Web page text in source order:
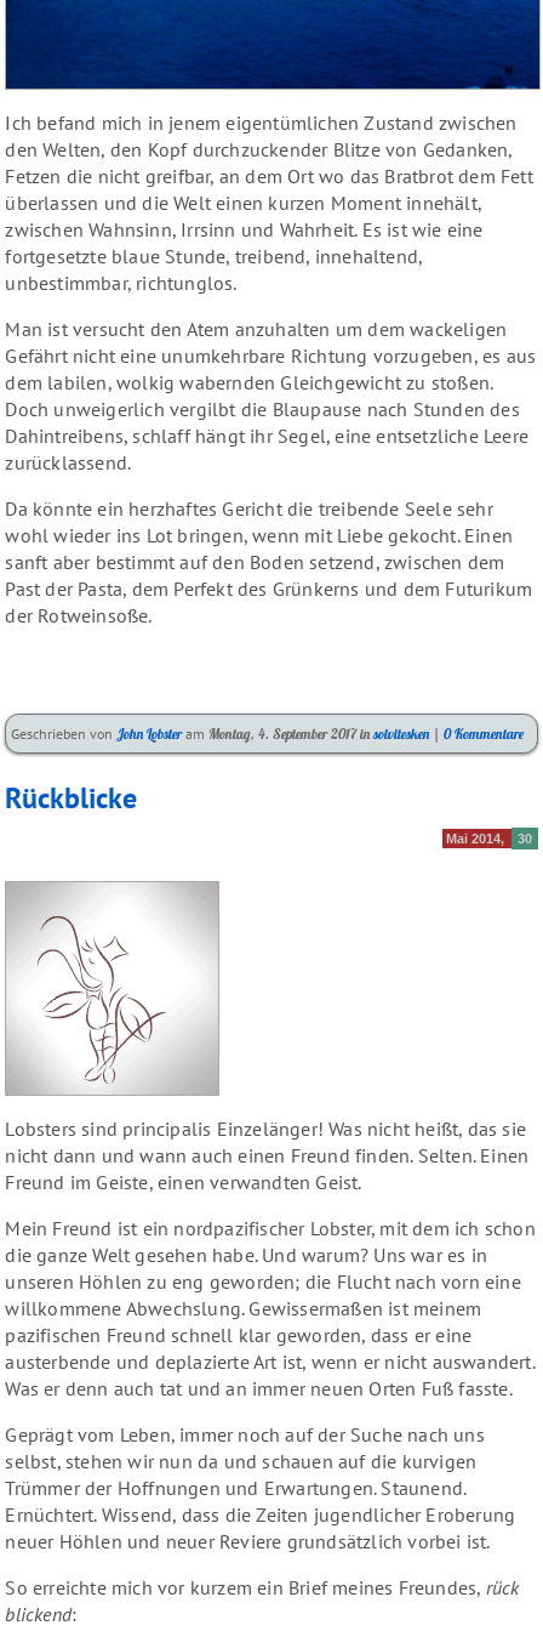
Ich befand mich in jenem eigentümlichen Zustand zwischen
den Welten, den Kopf durchzuckender Blitze von Gedanken,
Fetzen die nicht greifbar, an dem Ort wo das Bratbrot dem Fett
überlassen und die Welt einen kurzen Moment innehält,
zwischen Wahnsinn, Irrsinn und Wahrheit. Es ist wie eine
fortgesetzte blaue Stunde, treibend, innehaltend,
unbestimmbar, richtunglos.
Man ist versucht den Atem anzuhalten um dem wackeligen
Gefährt nicht eine unumkehrbare Richtung vorzugeben, es aus
dem labilen, wolkig wabernden Gleichgewicht zu stoßen.
Doch unweigerlich vergilbt die Blaupause nach Stunden des
Dahintreibens, schlaff hängt ihr Segel, eine entsetzliche Leere
zurücklassend.
Da könnte ein herzhaftes Gericht die treibende Seele sehr
wohl wieder ins Lot bringen, wenn mit Liebe gekocht. Einen
sanft aber bestimmt auf den Boden setzend, zwischen dem
Past der Pasta, dem Perfekt des Grünkerns und dem Futurikum
der Rotweinsoße.
Geschrieben vonJohn Lobsteram Montag, 4. September 2017inKategorien:
solvitesken |0 Kommentare
Rückblicke
Mai 2014 30
Lobsters sind principalis Einzelänger! Was nicht heißt, das sie
nicht dann und wann auch einen Freund finden. Selten. Einen
Freund im Geiste, einen verwandten Geist.
Mein Freund ist ein nordpazifischer Lobster, mit dem ich schon
die ganze Welt gesehen habe. Und warum? Uns war es in
unseren Höhlen zu eng geworden; die Flucht nach vorn eine
willkommene Abwechslung. Gewissermaßen ist meinem
pazifischen Freund schnell klar geworden, dass er eine
austerbende und deplazierte Art ist, wenn er nicht auswandert.
Was er denn auch tat und an immer neuen Orten Fuß fasste.
Geprägt vom Leben, immer noch auf der Suche nach uns
selbst, stehen wir nun da und schauen auf die kurvigen
Trümmer der Hoffnungen und Erwartungen. Staunend.
Ernüchtert. Wissend, dass die Zeiten jugendlicher Eroberung
neuer Höhlen und neuer Reviere grundsätzlich vorbei ist.
So erreichte mich vor kurzem ein Brief meines Freundes, rück
blickend: